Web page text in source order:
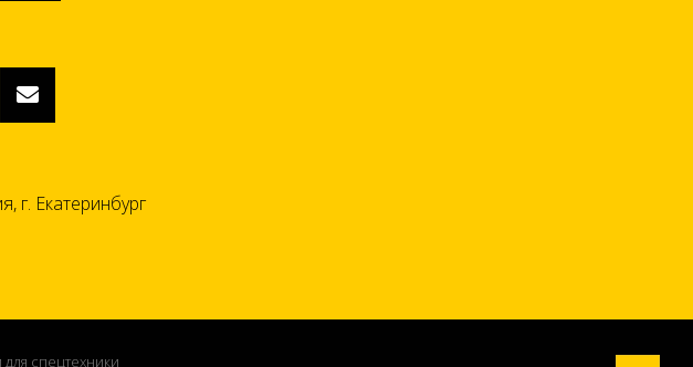
г. Екатеринбург
для спецтехники